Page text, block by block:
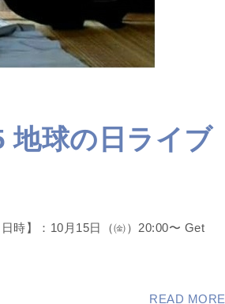
地球の日ライブ
時】：10月15日（㈮）20:00〜 Get
READ MORE